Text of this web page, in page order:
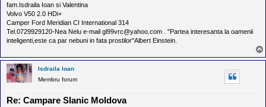
fam.Isdraila Ioan si Valentina
Volvo V50 2.0 HDi+
Camper Ford Meridian CI International 314
Tel.0729929120-Nea Nelu e-mail gl99vrc@yahoo.com . "Partea interesanta la oamenii
inteligenti,este ca par nebuni in fata prostilor"Albert Einstein.
Isdraila Ioan
Membru forum
Re: Campare Slanic Moldova